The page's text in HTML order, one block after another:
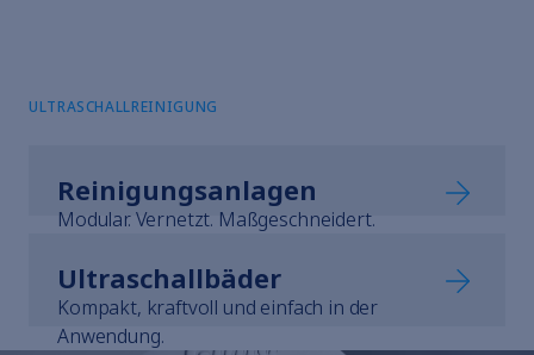
Impressum
ULTRASCHALLREINIGUNG
Reinigungsanlagen
Modular. Vernetzt. Maßgeschneidert.
Ultraschallbäder
Kompakt, kraftvoll und einfach in der
Anwendung.